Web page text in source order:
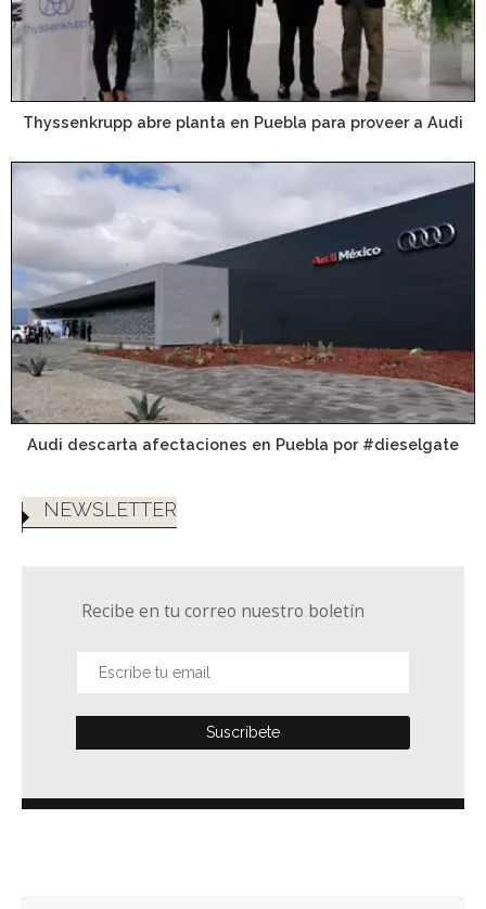
Thyssenkrupp abre planta en Puebla para proveer a Audi
Audi descarta afectaciones en Puebla por #dieselgate
NEWSLETTER
Recibe en tu correo nuestro boletín